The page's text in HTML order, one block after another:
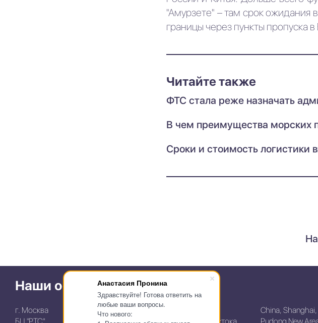
Анастасия Пронина
Здравствуйте! Готова ответить на
любые ваши вопросы.
Что нового:
"Амурзете" – там срок ожидания
границы через пункты пропуска
Читайте также
ФТС стала реже назначать
В чем преимущества морских
Сроки и стоимость логистики
Наши офисы
г. Москва
г. Владивосток,
China, Shanghai,